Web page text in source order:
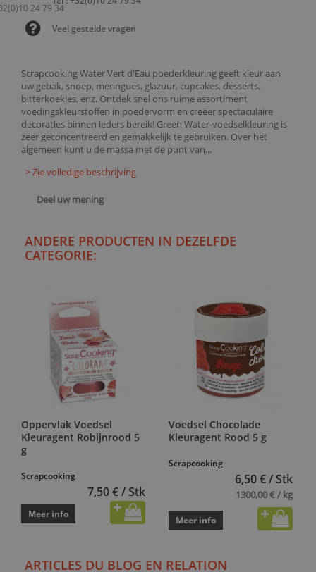
Scrapcooking Water Vert d'Eau poederkleuring geeft kleur aan
uw gebak, snoep, meringues, glazuur, cupcakes, desserts,
bitterkoekjes, enz. Ontdek snel ons ruime assortiment
voedingskleurstoffen in poedervorm en creëer spectaculaire
decoraties binnen ieders bereik! Green Water-voedselkleuring is
zeer geconcentreerd en gemakkelijk te gebruiken. Over het
algemeen kunt u de massa met de punt van...
> Zie volledige beschrijving
Deel uw mening
Veel gestelde vragen
ANDERE PRODUCTEN IN DEZELFDE
CATEGORIE:
Oppervlak Voedsel
Kleuragent Robijnrood 5
g
Scrapcooking
7,50 € / Stk
Meer info
Voedsel Chocolade
Kleuragent Rood 5 g
Scrapcooking
6,50 € / Stk
1300,00 € / kg
Meer info
ARTICLES DU BLOG EN RELATION